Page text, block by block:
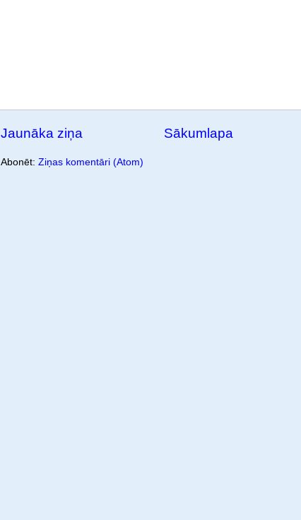
Jaunāka ziņa Sākumlapa
Abonēt: Ziņas komentāri (Atom)